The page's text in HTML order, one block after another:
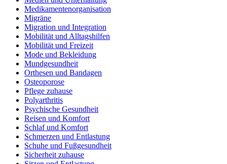
Medikamentenorganisation
Migräne
Migration und Integration
Mobilität und Alltagshilfen
Mobilität und Freizeit
Mode und Bekleidung
Mundgesundheit
Orthesen und Bandagen
Osteoporose
Pflege zuhause
Polyarthritis
Psychische Gesundheit
Reisen und Komfort
Schlaf und Komfort
Schmerzen und Entlastung
Schuhe und Fußgesundheit
Sicherheit zuhause